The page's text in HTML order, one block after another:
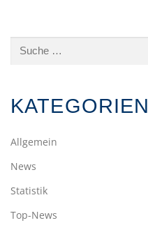
Suche
KATEGORIEN
Allgemein
News
Statistik
Top-News